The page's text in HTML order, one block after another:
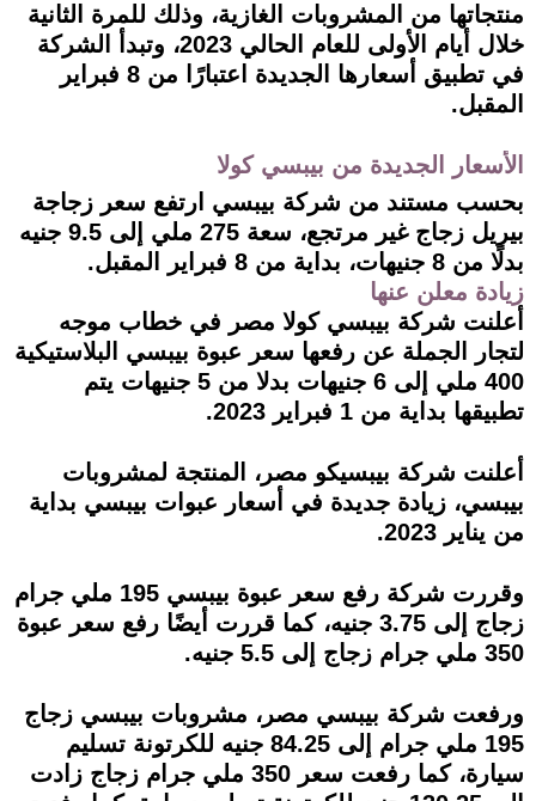
منتجاتها من المشروبات الغازية، وذلك للمرة الثانية
خلال أيام الأولى للعام الحالي 2023، وتبدأ الشركة
في تطبيق أسعارها الجديدة اعتبارًا من 8 فبراير
المقبل.
الأسعار الجديدة من بيبسي كولا
بحسب مستند من شركة بيبسي ارتفع سعر زجاجة
بيريل زجاج غير مرتجع، سعة 275 ملي إلى 9.5 جنيه
بدلًا من 8 جنيهات، بداية من 8 فبراير المقبل.
زيادة معلن عنها
أعلنت شركة بيبسي كولا مصر في خطاب موجه
لتجار الجملة عن رفعها سعر عبوة بيبسي البلاستيكية
400 ملي إلى 6 جنيهات بدلا من 5 جنيهات يتم
تطبيقها بداية من 1 فبراير 2023.
أعلنت شركة بيبسيكو مصر، المنتجة لمشروبات
بيبسي، زيادة جديدة في أسعار عبوات بيبسي بداية
من يناير 2023.
وقررت شركة رفع سعر عبوة بيبسي 195 ملي جرام
زجاج إلى 3.75 جنيه، كما قررت أيضًا رفع سعر عبوة
350 ملي جرام زجاج إلى 5.5 جنيه.
ورفعت شركة بيبسي مصر، مشروبات بيبسي زجاج
195 ملي جرام إلى 84.25 جنيه للكرتونة تسليم
سيارة، كما رفعت سعر 350 ملي جرام زجاج زادت